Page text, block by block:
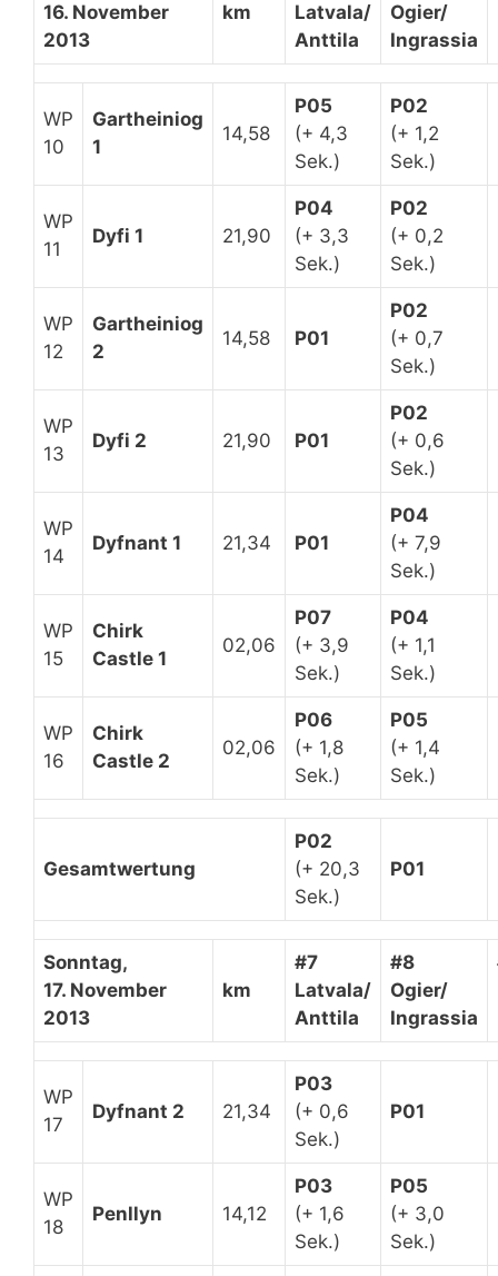
16. November
2013
km
Latvala/
Anttila
Ogier/
Ingrassia
WP
10
Gartheiniog
1
14,58
P05
(+ 4,3
Sek.)
P02
(+ 1,2
Sek.)
WP
11
Dyfi 1 21,90
P04
(+ 3,3
Sek.)
P02
(+ 0,2
Sek.)
WP
12
Gartheiniog
2
14,58 P01
P02
(+ 0,7
Sek.)
WP
13
Dyfi 2 21,90 P01
P02
(+ 0,6
Sek.)
WP
14
Dyfnant 1 21,34 P01
P04
(+ 7,9
Sek.)
WP
15
Chirk
Castle 1
02,06
P07
(+ 3,9
Sek.)
P04
(+ 1,1
Sek.)
WP
16
Chirk
Castle 2
02,06
P06
(+ 1,8
Sek.)
P05
(+ 1,4
Sek.)
Gesamtwertung
P02
(+ 20,3
Sek.)
P01
Sonntag,
17. November
2013
km
#7
Latvala/
Anttila
#8
Ogier/
Ingrassia
WP
17
Dyfnant 2 21,34
P03
(+ 0,6
Sek.)
P01
WP
18
Penllyn 14,12
P03
(+ 1,6
Sek.)
P05
(+ 3,0
Sek.)